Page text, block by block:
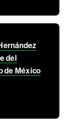
del
de México